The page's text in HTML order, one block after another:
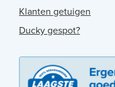
Klanten getuigen
Ducky gespot?